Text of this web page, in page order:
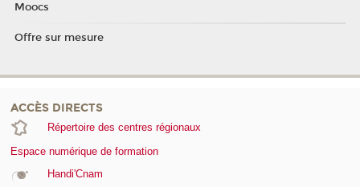
Moocs
Offre sur mesure
ACCÈS DIRECTS
Répertoire des centres régionaux
Espace numérique de formation
Handi'Cnam